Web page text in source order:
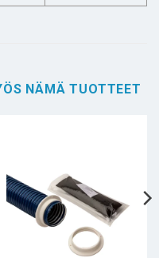
NÄMÄ TUOTTEET